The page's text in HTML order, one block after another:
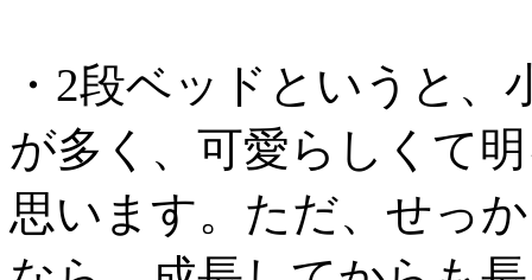
・2段ベッドというと
が多く、可愛らしくて
思います。ただ、せっ